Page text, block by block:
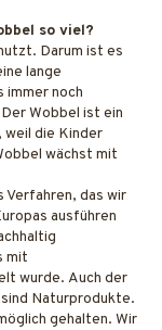
so viel?
Darum ist es
lange
immer noch
Wobbel ist ein
weil die Kinder
wächst mit
Verfahren, das wir
ausführen
mit
wurde. Auch der
Naturprodukte.
gehalten. Wir